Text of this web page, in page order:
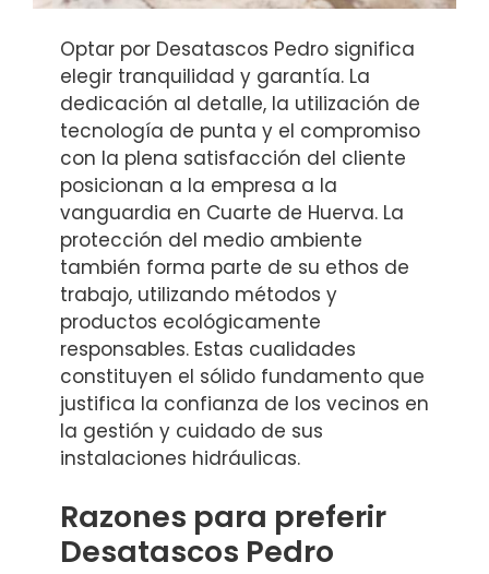
Optar por Desatascos Pedro significa
elegir tranquilidad y garantía. La
dedicación al detalle, la utilización de
tecnología de punta y el compromiso
con la plena satisfacción del cliente
posicionan a la empresa a la
vanguardia en Cuarte de Huerva. La
protección del medio ambiente
también forma parte de su ethos de
trabajo, utilizando métodos y
productos ecológicamente
responsables. Estas cualidades
constituyen el sólido fundamento que
justifica la confianza de los vecinos en
la gestión y cuidado de sus
instalaciones hidráulicas.
Razones para preferir
Desatascos Pedro